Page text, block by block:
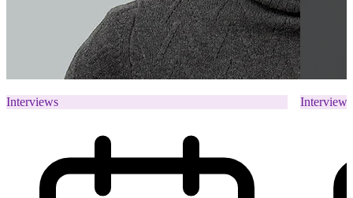
Interviews Interviews